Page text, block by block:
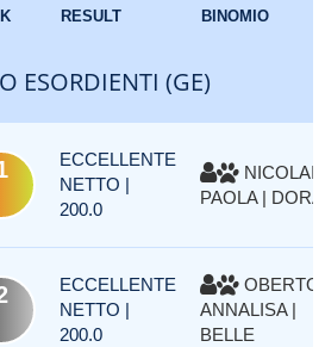
RESULT BINOMIO
ESORDIENTI (GE)
ECCELLENTE
NETTO |
200.0
NICOLAI
PAOLA | DORA
ECCELLENTE
NETTO |
200.0
OBERTO
ANNALISA |
BELLE